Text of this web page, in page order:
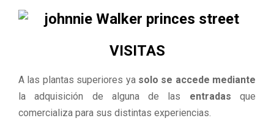
VISITAS
A las plantas superiores ya solo se accede mediante
laadquisición de alguna de las entradas que
comercializa para sus distintas experiencias.